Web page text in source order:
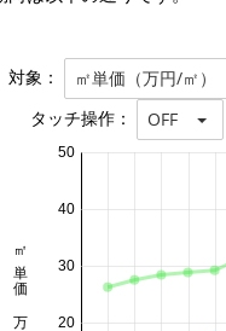
対象： ㎡単価（万円/㎡）
タッチ操作： OFF
20
30
40
50
㎡単価 万円/㎡